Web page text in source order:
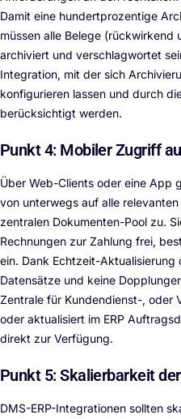
Damit eine hundertprozentige
müssen alle Belege (rückwirkend
archiviert und verschlagwortet
Integration, mit der sich
konfigurieren lassen und durch
berücksichtigt werden.
Punkt 4: Mobiler Zugriff
Über Web-Clients oder eine App
von unterwegs auf alle
zentralen Dokumenten-Pool zu.
Rechnungen zur Zahlung frei,
ein. Dank Echtzeit-
Datensätze und keine
Zentrale für Kundendienst-, oder
oder aktualisiert im ERP
direkt zur Verfügung.
Punkt 5: Skalierbarkeit
DMS-ERP-Integrationen sollten